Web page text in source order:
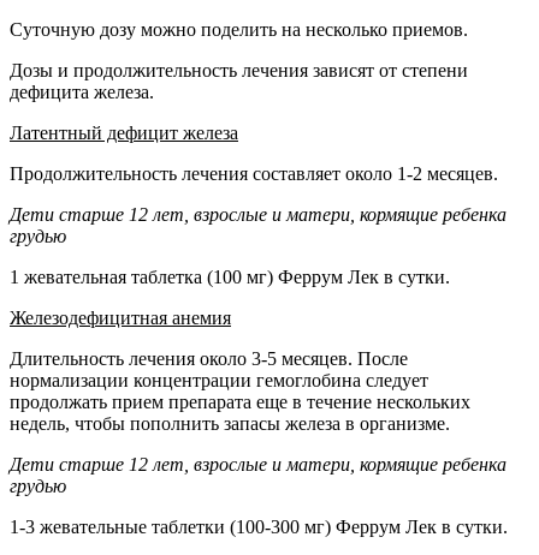
Суточную дозу можно поделить на несколько приемов.
Дозы и продолжительность лечения зависят от степени
дефицита железа.
Латентный дефицит железа
Продолжительность лечения составляет около 1-2 месяцев.
Дети старше 12 лет, взрослые и матери, кормящие ребенка
грудью
1 жевательная таблетка (100 мг) Феррум Лек в сутки.
Железодефицитная анемия
Длительность лечения около 3-5 месяцев. После
нормализации концентрации гемоглобина следует
продолжать прием препарата еще в течение нескольких
недель, чтобы пополнить запасы железа в организме.
Дети старше 12 лет, взрослые и матери, кормящие ребенка
грудью
1-3 жевательные таблетки (100-300 мг) Феррум Лек в сутки.